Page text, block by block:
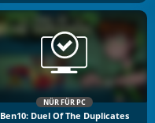
NÜR FÜR PC
Ben10: Duel Of The Duplicates